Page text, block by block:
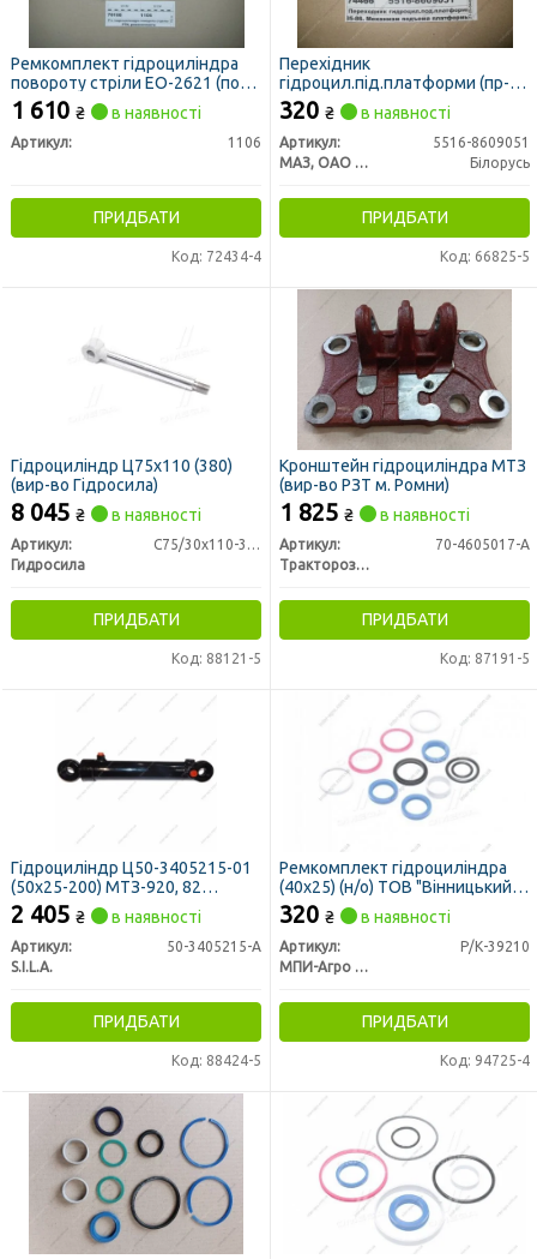
Ремкомплект гідроциліндра
повороту стріли ЕО-2621 (по
Руслан-Комплект)
1 610 ₴ в наявності
Артикул: 1106
ПРИДБАТИ
Код: 72434-4
Перехідник
гідроцил.під.платформи (пр-во
МАЗ)
320 ₴ в наявності
Артикул:
5516-8609051
МАЗ, ОАО «Минский автомобильный завод»
Білорусь
ПРИДБАТИ
Код: 66825-5
Гідроциліндр Ц75х110 (380)
(вир-во Гідросила)
8 045 ₴ в наявності
Артикул:
C75/30х110-3.42(380)
Гидросила
ПРИДБАТИ
Код: 88121-5
Кронштейн гідроциліндра МТЗ
(вир-во РЗТ м. Ромни)
1 825 ₴ в наявності
Артикул:
70-4605017-А
Тракторозапчасть г. Ромны
ПРИДБАТИ
Код: 87191-5
Гідроциліндр Ц50-3405215-01
(50х25-200) МТЗ-920, 82
(введення 90 град, М16х1,5)
(вир-во S.I.L.A)
2 405 ₴ в наявності
Артикул:
50-3405215-А
S.I.L.A.
ПРИДБАТИ
Код: 88424-5
Ремкомплект гідроциліндра
(40х25) (н/о) ТОВ "Вінницький
агрегатний завод" (вир-во
МПИ-Агро, м. Мелітополь)
320 ₴ в наявності
Артикул:
Р/К-39210
МПИ-Агро ООО TM RINGROUP
ПРИДБАТИ
Код: 94725-4